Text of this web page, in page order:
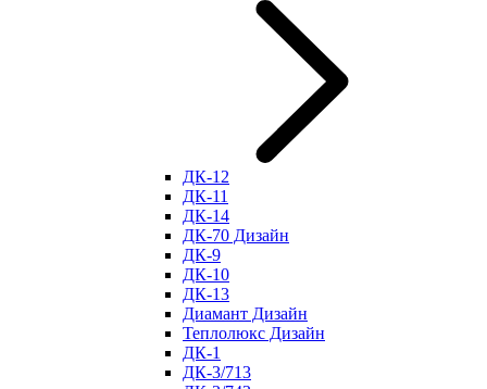
ДК-12
ДК-11
ДК-14
ДК-70 Дизайн
ДК-9
ДК-10
ДК-13
Диамант Дизайн
Теплолюкс Дизайн
ДК-1
ДК-3/713